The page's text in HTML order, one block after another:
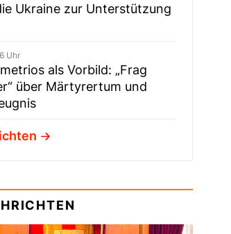
Ukraine zur Unterstützung
Uhr
als Vorbild: „Frag
über Märtyrertum und